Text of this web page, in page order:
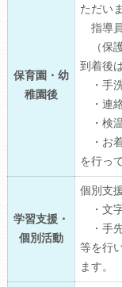
保育園・幼
稚園後
ただい
指導
（保
到着後
・手
・連
・検
・お
を行っ
学習支援・
個別活動
個別支
・文
・手
等を行
ます。